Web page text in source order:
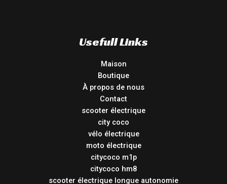
Usefull Links
Maison
Boutique
À propos de nous
Contact
scooter électrique
city coco
vélo électrique
moto électrique
citycoco m1p
citycoco hm8
scooter électrique longue autonomie